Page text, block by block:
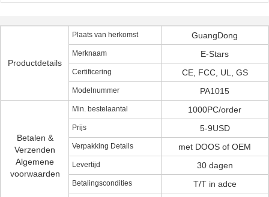
Productdetails
Plaats van herkomst GuangDong
Merknaam E-Stars
Certificering CE, FCC, UL, GS
Modelnummer PA1015
Betalen &
Verzenden
Algemene
voorwaarden
Min. bestelaantal 1000PC/order
Prijs 5-9USD
Verpakking Details met DOOS of OEM
Levertijd 30 dagen
Betalingscondities T/T in adce